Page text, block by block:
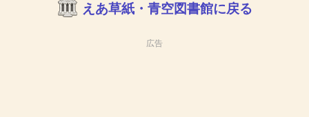
えあ草紙・青空図書館に戻る
広告